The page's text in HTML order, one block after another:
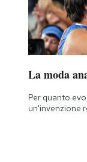
La moda
Per quanto
un'invenzione